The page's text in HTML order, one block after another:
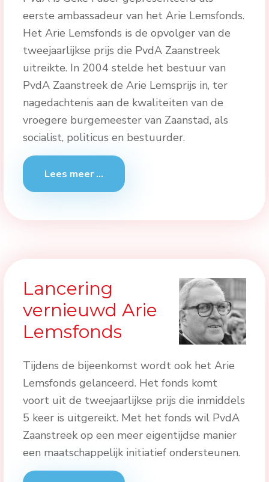
eerste ambassadeur van het Arie Lemsfonds.
Het Arie Lemsfonds is de opvolger van de
tweejaarlijkse prijs die PvdA Zaanstreek
uitreikte. In 2004 stelde het bestuur van
PvdA Zaanstreek de Arie Lemsprijs in, ter
nagedachtenis aan de kwaliteiten van de
vroegere burgemeester van Zaanstad, als
socialist, politicus en bestuurder.
Lees meer …
Lancering
vernieuwd Arie
Lemsfonds
Tijdens de bijeenkomst wordt ook het Arie
Lemsfonds gelanceerd. Het fonds komt
voort uit de tweejaarlijkse prijs die inmiddels
5 keer is uitgereikt. Met het fonds wil PvdA
Zaanstreek op een meer eigentijdse manier
een maatschappelijk initiatief ondersteunen.